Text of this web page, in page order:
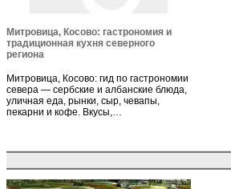
Митровица, Косово: гастрономия и
традиционная кухня северного
региона
Митровица, Косово: гид по гастрономии
севера — сербские и албанские блюда,
уличная еда, рынки, сыр, чевапы,
пекарни и кофе. Вкусы,…